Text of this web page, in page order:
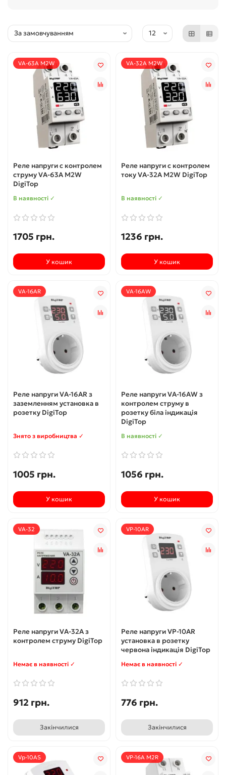
VА-63A M2W
Реле напруги c контролем
струму VA-63A M2W
DigiTop
В наявності ✓
1705 грн.
У кошик
VА-32A M2W
Реле напруги c контролем
току VА-32A M2W DigiTop
В наявності ✓
1236 грн.
У кошик
VA-16AR
Реле напруги VA-16AR з
заземленням установка в
розетку DigiTop
Знято з виробництва ✓
1005 грн.
У кошик
VA-16AW
Реле напруги VA-16AW з
контролем струму в
розетку біла індикація
DigiTop
В наявності ✓
1056 грн.
У кошик
VA-32
Реле напруги VA-32A з
контролем струму DigiTop
Немає в наявності ✓
912 грн.
Закінчилися
VP-10AR
Реле напруги VP-10AR
установка в розетку
червона індикація DigiTop
Немає в наявності ✓
776 грн.
Закінчилися
Vp-10AS VP-16A M2R